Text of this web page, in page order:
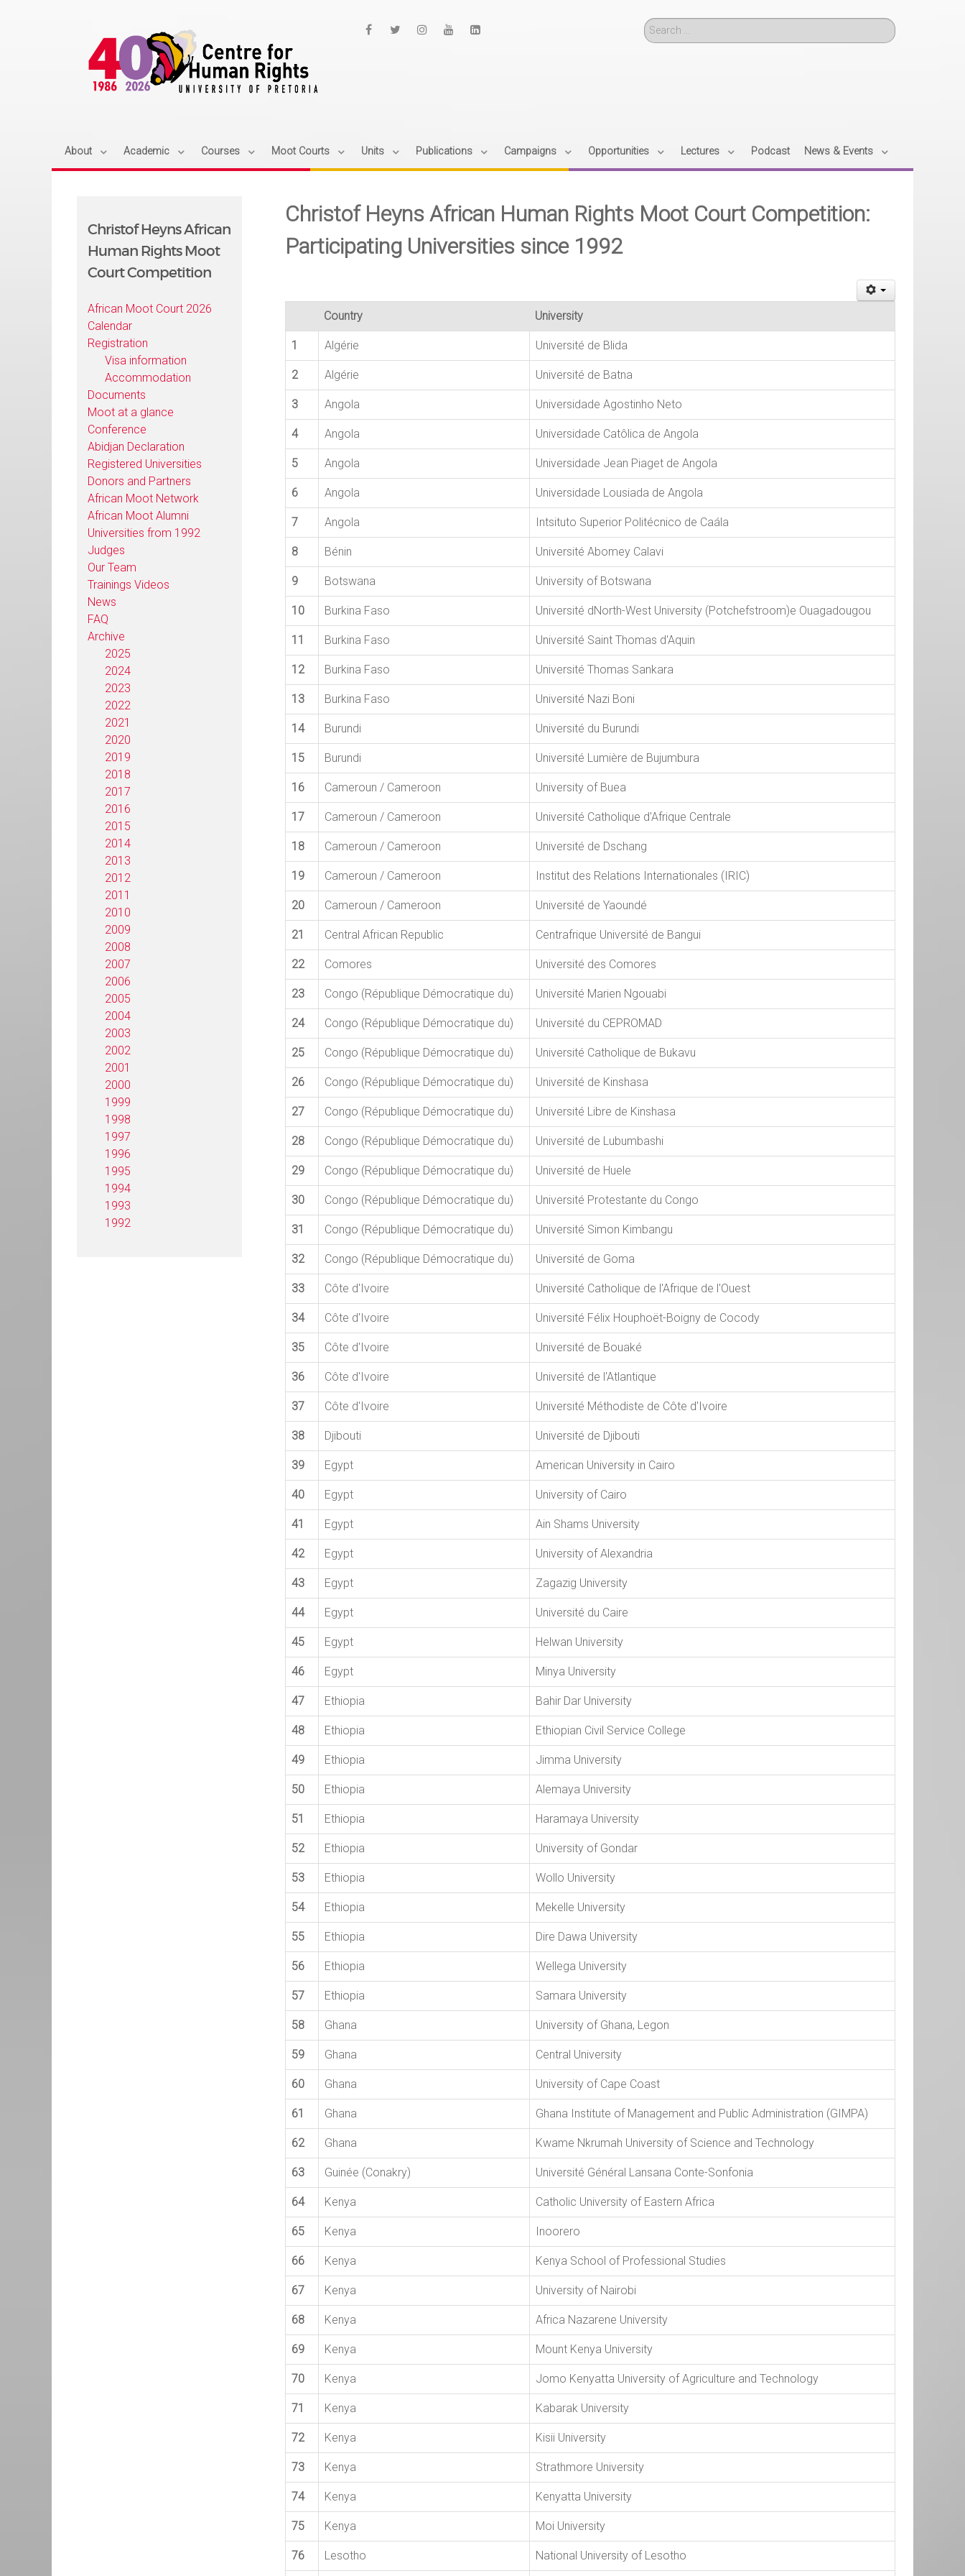
Search
About Academic Courses Moot Courts Units Publications Campaigns Opportunities Lectures Podcast News & Events
Christof Heyns African
Human Rights Moot
Court Competition
African Moot Court 2026
Calendar
Registration
Visa information
Accommodation
Documents
Moot at a glance
Conference
Abidjan Declaration
Registered Universities
Donors and Partners
African Moot Network
African Moot Alumni
Universities from 1992
Judges
Our Team
Trainings Videos
News
FAQ
Archive
2025
2024
2023
2022
2021
2020
2019
2018
2017
2016
2015
2014
2013
2012
2011
2010
2009
2008
2007
2006
2005
2004
2003
2002
2001
2000
1999
1998
1997
1996
1995
1994
1993
1992
Christof Heyns African Human Rights Moot Court Competition:
Participating Universities since 1992
Country University
1 Algérie Université de Blida
2 Algérie Université de Batna
3 Angola Universidade Agostinho Neto
4 Angola Universidade Catôlica de Angola
5 Angola Universidade Jean Piaget de Angola
6 Angola Universidade Lousiada de Angola
7 Angola Intsituto Superior Politécnico de Caála
8 Bénin Université Abomey Calavi
9 Botswana University of Botswana
10 Burkina Faso Université dNorth-West University (Potchefstroom)e Ouagadougou
11 Burkina Faso Université Saint Thomas d'Aquin
12 Burkina Faso Université Thomas Sankara
13 Burkina Faso Université Nazi Boni
14 Burundi Université du Burundi
15 Burundi Université Lumière de Bujumbura
16 Cameroun / Cameroon University of Buea
17 Cameroun / Cameroon Université Catholique d'Afrique Centrale
18 Cameroun / Cameroon Université de Dschang
19 Cameroun / Cameroon Institut des Relations Internationales (IRIC)
20 Cameroun / Cameroon Université de Yaoundé
21 Central African Republic Centrafrique Université de Bangui
22 Comores Université des Comores
23 Congo (République Démocratique du) Université Marien Ngouabi
24 Congo (République Démocratique du) Université du CEPROMAD
25 Congo (République Démocratique du) Université Catholique de Bukavu
26 Congo (République Démocratique du) Université de Kinshasa
27 Congo (République Démocratique du) Université Libre de Kinshasa
28 Congo (République Démocratique du) Université de Lubumbashi
29 Congo (République Démocratique du) Université de Huele
30 Congo (République Démocratique du) Université Protestante du Congo
31 Congo (République Démocratique du) Université Simon Kimbangu
32 Congo (République Démocratique du) Université de Goma
33 Côte d'Ivoire Université Catholique de l'Afrique de l'Ouest
34 Côte d'Ivoire Université Félix Houphoët-Boigny de Cocody
35 Côte d'Ivoire Université de Bouaké
36 Côte d'Ivoire Université de l'Atlantique
37 Côte d'Ivoire Université Méthodiste de Côte d'Ivoire
38 Djibouti Université de Djibouti
39 Egypt American University in Cairo
40 Egypt University of Cairo
41 Egypt Ain Shams University
42 Egypt University of Alexandria
43 Egypt Zagazig University
44 Egypt Université du Caire
45 Egypt Helwan University
46 Egypt Minya University
47 Ethiopia Bahir Dar University
48 Ethiopia Ethiopian Civil Service College
49 Ethiopia Jimma University
50 Ethiopia Alemaya University
51 Ethiopia Haramaya University
52 Ethiopia University of Gondar
53 Ethiopia Wollo University
54 Ethiopia Mekelle University
55 Ethiopia Dire Dawa University
56 Ethiopia Wellega University
57 Ethiopia Samara University
58 Ghana University of Ghana, Legon
59 Ghana Central University
60 Ghana University of Cape Coast
61 Ghana Ghana Institute of Management and Public Administration (GIMPA)
62 Ghana Kwame Nkrumah University of Science and Technology
63 Guinée (Conakry) Université Général Lansana Conte-Sonfonia
64 Kenya Catholic University of Eastern Africa
65 Kenya Inoorero
66 Kenya Kenya School of Professional Studies
67 Kenya University of Nairobi
68 Kenya Africa Nazarene University
69 Kenya Mount Kenya University
70 Kenya Jomo Kenyatta University of Agriculture and Technology
71 Kenya Kabarak University
72 Kenya Kisii University
73 Kenya Strathmore University
74 Kenya Kenyatta University
75 Kenya Moi University
76 Lesotho National University of Lesotho